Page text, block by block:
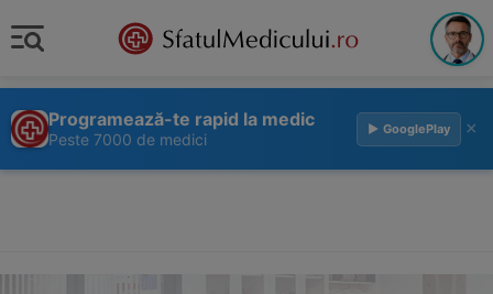
Programează-te rapid la medic
Peste 7000 de medici
▶ GooglePlay ×